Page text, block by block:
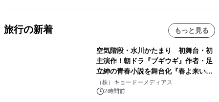
旅行の新着 もっと見る
空気階段・水川かたまり 初舞台・初
主演作！朝ドラ『ブギウギ』作者・足
立紳の青春小説を舞台化『春よ来い、
マジで来い』キービジュアル解禁！
（株）キョードーメディアス
2時間前